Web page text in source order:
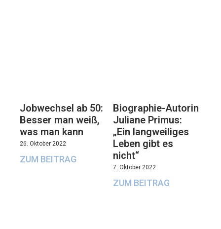
Jobwechsel ab 50:
Besser man weiß,
was man kann
26. Oktober 2022
ZUM BEITRAG
Biographie-Autorin
Juliane Primus:
„Ein langweiliges
Leben gibt es
nicht“
7. Oktober 2022
ZUM BEITRAG